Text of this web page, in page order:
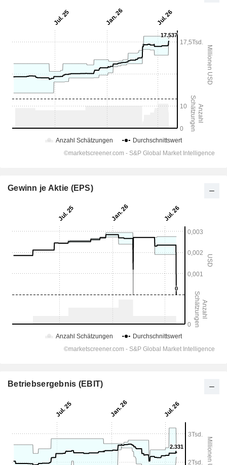
Gewinn je Aktie (EPS)
Betriebsergebnis (EBIT)